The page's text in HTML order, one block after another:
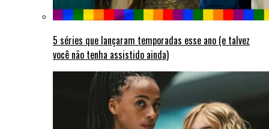
5 séries que lançaram temporadas esse ano (e talvez
você não tenha assistido ainda)